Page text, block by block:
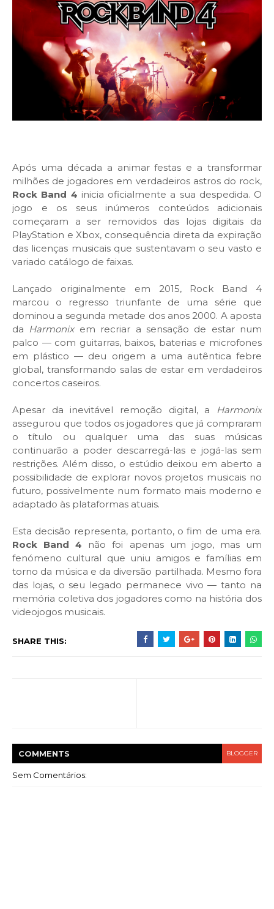
Após uma década a animar festas e a transformar
milhões de jogadores em verdadeiros astros do rock,
Rock Band 4 inicia oficialmente a sua despedida. O
jogo e os seus inúmeros conteúdos adicionais
começaram a ser removidos das lojas digitais da
PlayStation e Xbox, consequência direta da expiração
das licenças musicais que sustentavam o seu vasto e
variado catálogo de faixas.
Lançado originalmente em 2015, Rock Band 4
marcou o regresso triunfante de uma série que
dominou a segunda metade dos anos 2000. A aposta
da Harmonix em recriar a sensação de estar num
palco — com guitarras, baixos, baterias e microfones
em plástico — deu origem a uma autêntica febre
global, transformando salas de estar em verdadeiros
concertos caseiros.
Apesar da inevitável remoção digital, a
Harmonix
assegurou que todos os jogadores que já compraram
o título ou qualquer uma das suas músicas
continuarão a poder descarregá-las e jogá-las sem
restrições. Além disso, o estúdio deixou em aberto a
possibilidade de explorar novos projetos musicais no
futuro, possivelmente num formato mais moderno e
adaptado às plataformas atuais.
Esta decisão representa, portanto, o fim de uma era.
Rock Band 4 não foi apenas um jogo, mas um
fenómeno cultural que uniu amigos e famílias em
torno da música e da diversão partilhada. Mesmo fora
das lojas, o seu legado permanece vivo — tanto na
memória coletiva dos jogadores como na história dos
videojogos musicais.
SHARE THIS:
COMMENTS BLOGGER
Sem Comentários: